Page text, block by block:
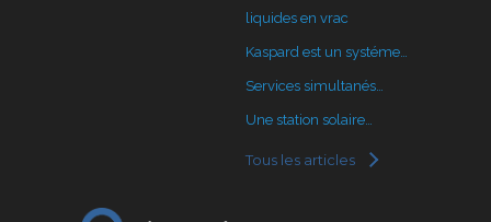
liquides en vrac
Kaspard est un systéme…
Services simultanés…
Une station solaire…
Tous les articles